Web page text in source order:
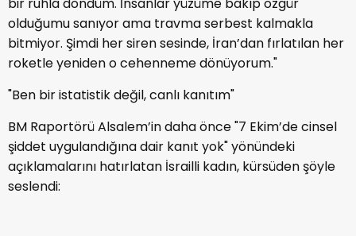
olduğumu sanıyor ama travma serbest kalmakla
bitmiyor. Şimdi her siren sesinde, İran’dan fırlatılan her
roketle yeniden o cehenneme dönüyorum."
"Ben bir istatistik değil, canlı kanıtım"
BM Raportörü Alsalem’in daha önce "7 Ekim’de cinsel
şiddet uygulandığına dair kanıt yok" yönündeki
açıklamalarını hatırlatan İsrailli kadın, kürsüden şöyle
seslendi: